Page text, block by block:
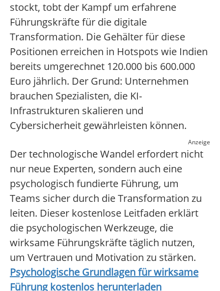
stockt, tobt der Kampf um erfahrene
Führungskräfte für die digitale
Transformation. Die Gehälter für diese
Positionen erreichen in Hotspots wie Indien
bereits umgerechnet 120.000 bis 600.000
Euro jährlich. Der Grund: Unternehmen
brauchen Spezialisten, die KI-
Infrastrukturen skalieren und
Cybersicherheit gewährleisten können.
Anzeige
Der technologische Wandel erfordert nicht
nur neue Experten, sondern auch eine
psychologisch fundierte Führung, um
Teams sicher durch die Transformation zu
leiten. Dieser kostenlose Leitfaden erklärt
die psychologischen Werkzeuge, die
wirksame Führungskräfte täglich nutzen,
um Vertrauen und Motivation zu stärken.
Psychologische Grundlagen für wirksame
Führung kostenlos herunterladen